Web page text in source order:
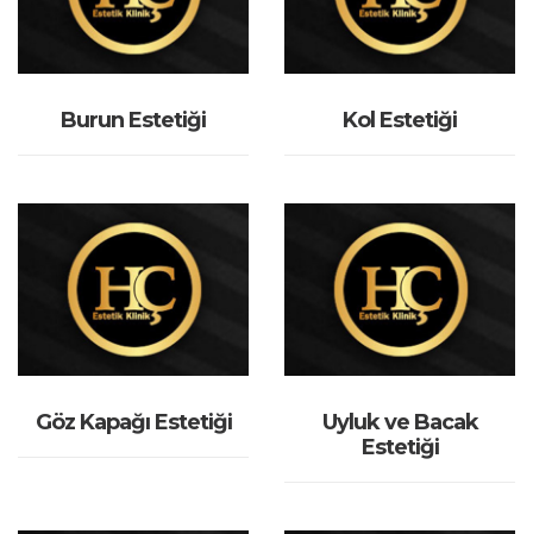
Burun Estetiği Kol Estetiği
Göz Kapağı Estetiği
Uyluk ve Bacak
Estetiği